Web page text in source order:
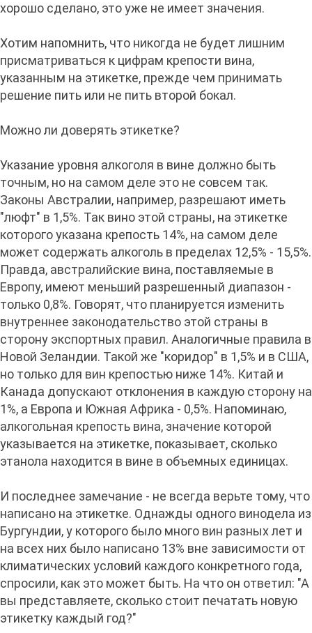
хорошо сделано, это уже не имеет значения.
Хотим напомнить, что никогда не будет лишним
присматриваться к цифрам крепости вина,
указанным на этикетке, прежде чем принимать
решение пить или не пить второй бокал.
Можно ли доверять этикетке?
Указание уровня алкоголя в вине должно быть
точным, но на самом деле это не совсем так.
Законы Австралии, например, разрешают иметь
"люфт" в 1,5%. Так вино этой страны, на этикетке
которого указана крепость 14%, на самом деле
может содержать алкоголь в пределах 12,5% - 15,5%.
Правда, австралийские вина, поставляемые в
Европу, имеют меньший разрешенный диапазон -
только 0,8%. Говорят, что планируется изменить
внутреннее законодательство этой страны в
сторону экспортных правил. Аналогичные правила в
Новой Зеландии. Такой же "коридор" в 1,5% и в США,
но только для вин крепостью ниже 14%. Китай и
Канада допускают отклонения в каждую сторону на
1%, а Европа и Южная Африка - 0,5%. Напоминаю,
алкогольная крепость вина, значение которой
указывается на этикетке, показывает, сколько
этанола находится в вине в объемных единицах.
И последнее замечание - не всегда верьте тому, что
написано на этикетке. Однажды одного винодела из
Бургундии, у которого было много вин разных лет и
на всех них было написано 13% вне зависимости от
климатических условий каждого конкретного года,
спросили, как это может быть. На что он ответил: "А
вы представляете, сколько стоит печатать новую
этикетку каждый год?"